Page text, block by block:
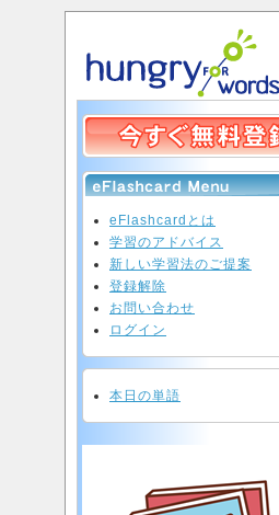
eFlashcardとは
学習のアドバイス
新しい学習法のご提案
登録解除
お問い合わせ
ログイン
本日の単語